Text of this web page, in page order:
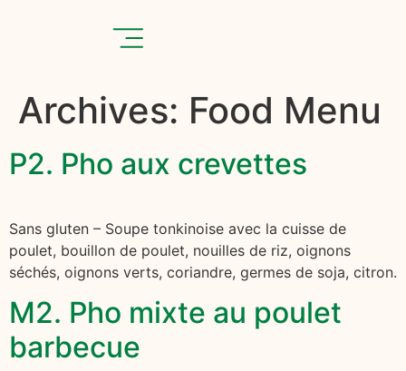
Archives: Food Menu
P2. Pho aux crevettes
Sans gluten – Soupe tonkinoise avec la cuisse de
poulet, bouillon de poulet, nouilles de riz, oignons
séchés, oignons verts, coriandre, germes de soja, citron.
M2. Pho mixte au poulet
barbecue